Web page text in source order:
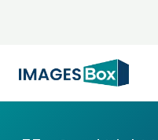
navigation